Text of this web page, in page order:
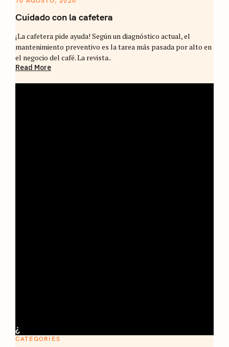
Cuidado con la cafetera
¡La cafetera pide ayuda! Según un diagnóstico actual, el
mantenimiento preventivo es la tarea más pasada por alto en
el negocio del café. La revista..
Read More
¿
CATEGORIES